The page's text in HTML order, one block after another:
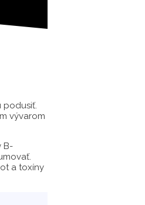
podusiť.
vývarom
B-
a toxíny